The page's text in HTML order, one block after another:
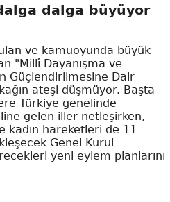
dalga büyüyor
ve kamuoyunda büyük
"Millî Dayanışma ve
Güçlendirilmesine Dair
ateşi düşmüyor. Başta
Türkiye genelinde
gelen iller netleşirken,
kadın hareketleri de 11
Genel Kurul
yeni eylem planlarını